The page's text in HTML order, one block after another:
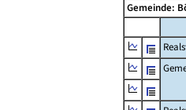
Gemeinde: